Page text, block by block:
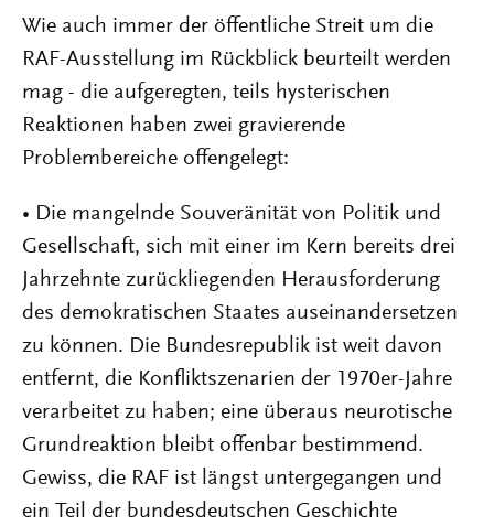
Wie auch immer der öffentliche Streit um die
RAF-Ausstellung im Rückblick beurteilt werden
mag - die aufgeregten, teils hysterischen
Reaktionen haben zwei gravierende
Problembereiche offengelegt:
• Die mangelnde Souveränität von Politik und
Gesellschaft, sich mit einer im Kern bereits drei
Jahrzehnte zurückliegenden Herausforderung
des demokratischen Staates auseinandersetzen
zu können. Die Bundesrepublik ist weit davon
entfernt, die Konfliktszenarien der 1970er-Jahre
verarbeitet zu haben; eine überaus neurotische
Grundreaktion bleibt offenbar bestimmend.
Gewiss, die RAF ist längst untergegangen und
ein Teil der bundesdeutschen Geschichte